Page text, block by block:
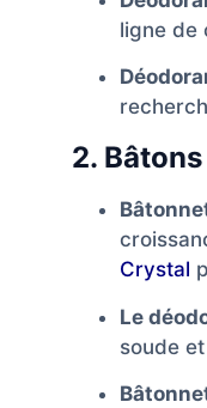
ligne de
2.
Crystal
Le
soude